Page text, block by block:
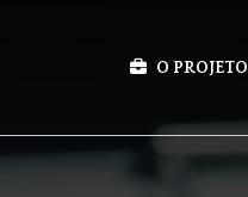
O PROJETO